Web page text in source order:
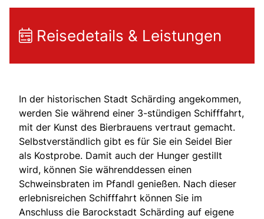
Reisedetails & Leistungen
In der historischen Stadt Schärding angekommen,
werden Sie während einer 3-stündigen Schifffahrt,
mit der Kunst des Bierbrauens vertraut gemacht.
Selbstverständlich gibt es für Sie ein Seidel Bier
als Kostprobe. Damit auch der Hunger gestillt
wird, können Sie währenddessen einen
Schweinsbraten im Pfandl genießen. Nach dieser
erlebnisreichen Schifffahrt können Sie im
Anschluss die Barockstadt Schärding auf eigene